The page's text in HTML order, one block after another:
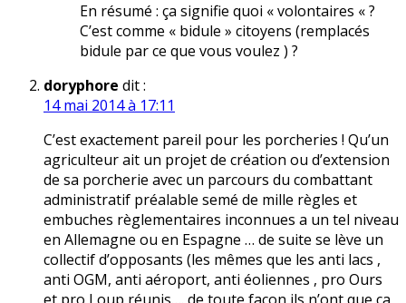
En résumé : ça signifie quoi « volontaires « ?
C’est comme « bidule » citoyens (remplacés
bidule par ce que vous voulez ) ?
doryphore dit :
14 mai 2014 à 17:11
C’est exactement pareil pour les porcheries ! Qu’un
agriculteur ait un projet de création ou d’extension
de sa porcherie avec un parcours du combattant
administratif préalable semé de mille règles et
embuches règlementaires inconnues a un tel niveau
en Allemagne ou en Espagne … de suite se lève un
collectif d’opposants (les mêmes que les anti lacs ,
anti OGM, anti aéroport, anti éoliennes , pro Ours